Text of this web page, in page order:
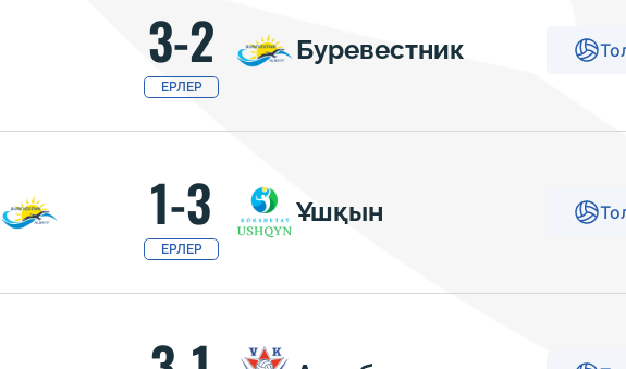
3-2
ЕРЛЕР
Буревестник
1-3
ЕРЛЕР
Ұшқын